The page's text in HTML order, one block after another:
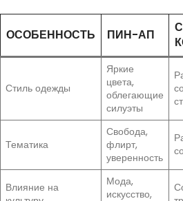
ОСОБЕННОСТЬ ПИН-АП
Стиль одежды
Яркие
цвета,
облегающие
силуэты
Тематика
Свобода,
флирт,
уверенность
Влияние на
Мода,
искусство,